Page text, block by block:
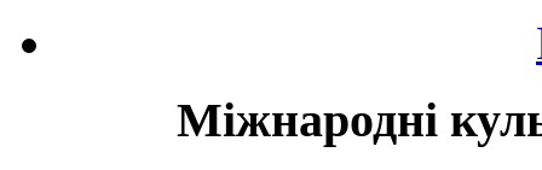
Міжнародні